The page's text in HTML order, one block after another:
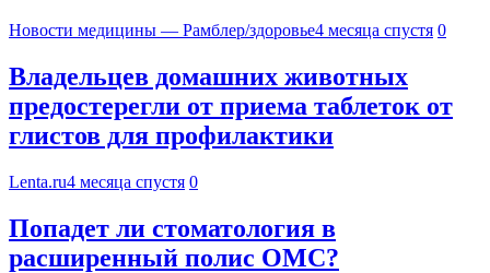
Новости медицины — Рамблер/здоровье4 месяца спустя 0
Владельцев домашних животных
предостерегли от приема таблеток от
глистов для профилактики
Lenta.ru4 месяца спустя 0
Попадет ли стоматология в
расширенный полис ОМС?